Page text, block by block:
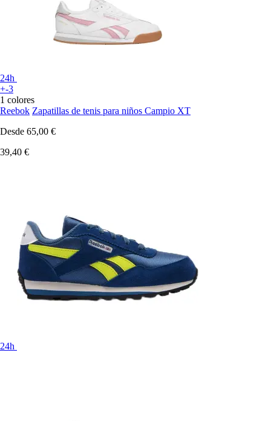
24h
+-3
1 colores
Reebok Zapatillas de tenis para niños Campio XT
Desde 65,00 €
39,40 €
24h